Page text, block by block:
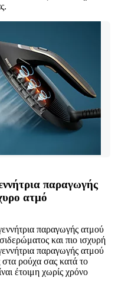
παραγωγής
ατμό
παραγωγής ατμού
και πιο ισχυρή
παραγωγής ατμού
στα ρούχα σας κατά το
έτοιμη χωρίς χρόνο